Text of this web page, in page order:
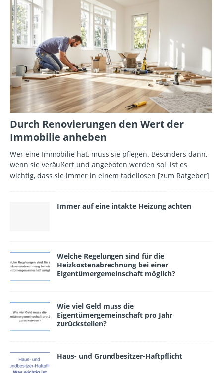
Durch Renovierungen den Wert der
Immobilie anheben
Wer eine Immobilie hat, muss sie pflegen. Besonders dann,
wenn sie veräußert und angeboten werden soll ist es
wichtig, dass sie immer in einem tadellosen [zum Ratgeber]
Immer auf eine intakte Heizung achten
Welche Regelungen sind für die
Heizkostenabrechnung bei einer
Eigentümergemeinschaft möglich?
Wie viel Geld muss die
Eigentümergemeinschaft pro Jahr
zurückstellen?
Haus- und Grundbesitzer-Haftpflicht